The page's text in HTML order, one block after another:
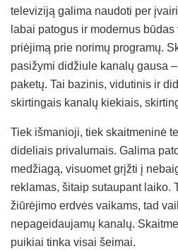
televiziją galima naudoti per
labai patogus ir modernus
priėjimą prie norimų programų.
pasižymi didžiule kanalų gausa
paketų. Tai bazinis, vidutinis ir
skirtingais kanalų kiekiais,
Tiek išmanioji, tiek skaitmeninė
dideliais privalumais. Galima
medžiagą, visuomet grįžti į
reklamas, šitaip sutaupant laiko.
žiūrėjimo erdvės vaikams, tad
nepageidaujamų kanalų.
puikiai tinka visai šeimai.